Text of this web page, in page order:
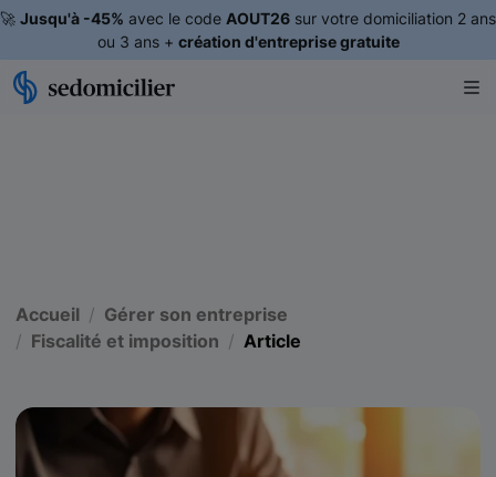
🚀 Jusqu'à -45% avec le code AOUT26 sur votre domiciliation 2 ans
ou 3 ans + création d'entreprise gratuite
Accueil
Gérer son entreprise
Fiscalité et imposition
Article